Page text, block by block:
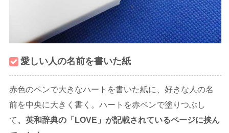
愛しい人の名前を書いた紙
赤色のペンで大きなハートを書いた紙に、好きな人の名
前を中央に大きく書く。ハートを赤ペンで塗りつぶし
て、英和辞典の「 LOVE 」が記載されているページに挟ん